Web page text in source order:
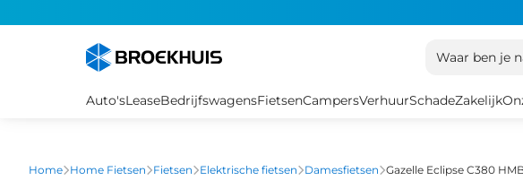
Waar ben je
Auto'sLeaseBedrijfswagensFietsenCampersVerhuurSchadeZakelijk
Home Home Fietsen Fietsen Elektrische fietsen Damesfietsen Gazelle Eclipse C380